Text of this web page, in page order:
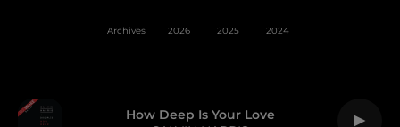
How Deep Is Your Love
Archives 2026 2025 2024